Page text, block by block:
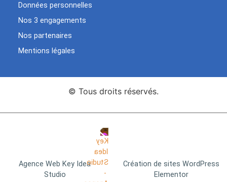
Données personnelles
Nos 3 engagements
Nos partenaires
Mentions légales
© Tous droits réservés.
Agence Web Key Idea
Studio
Création de sites WordPress
Elementor